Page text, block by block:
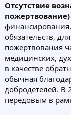
Отсутствие
пожертвование)
обязательств,
пожертвования
медицинских,
в качестве
обычная
добродетелей. В
передовым в